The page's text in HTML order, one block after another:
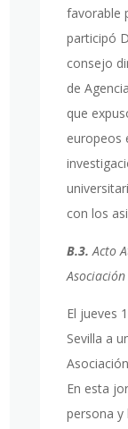
favorable
participó
consejo
de
que
europeos
con los
B.3.Acto
El jueves
Sevilla a
En esta
persona y